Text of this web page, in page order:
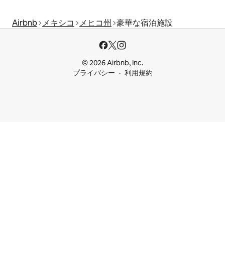
Airbnb メキシコ メヒコ州 豪華な宿泊施設
© 2026 Airbnb, Inc.
プライバシー
利用規約